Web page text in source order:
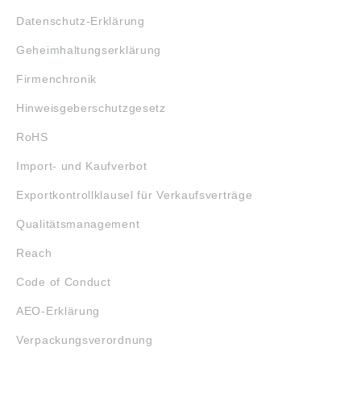
Datenschutz-Erklärung
Geheimhaltungserklärung
Firmenchronik
Hinweisgeberschutzgesetz
RoHS
Import- und Kaufverbot
Exportkontrollklausel für Verkaufsverträge
Qualitätsmanagement
Reach
Code of Conduct
AEO-Erklärung
Verpackungsverordnung